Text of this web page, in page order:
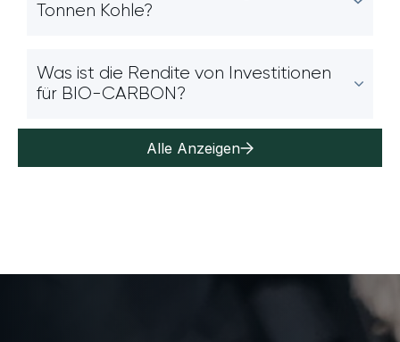
Tonnen Kohle?
Was ist die Rendite von Investitionen
für BIO-CARBON?
Alle Anzeigen